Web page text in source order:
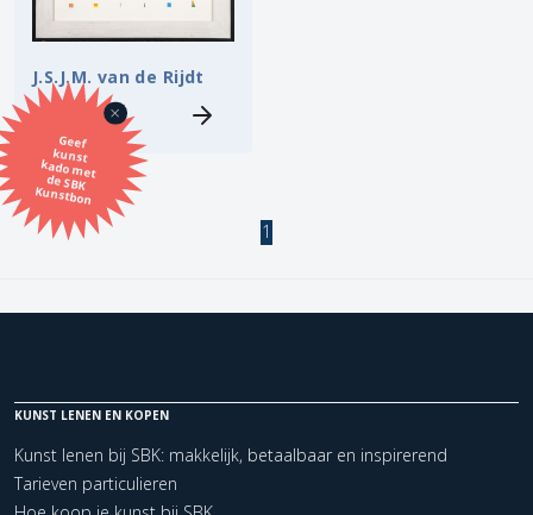
Geef
kunst
kado met
de SBK
Kunstbon
Onderwerp
Techniek
Kunstenaar
J.S.J.M. van de Rijdt
1
KUNST LENEN EN KOPEN
Kunst lenen bij SBK: makkelijk, betaalbaar en inspirerend
Tarieven particulieren